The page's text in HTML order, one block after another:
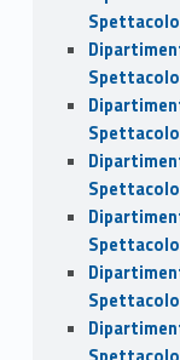
Spettacolo